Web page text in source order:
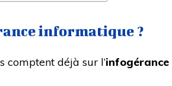
informatique ?
comptent déjà sur l’infogérance